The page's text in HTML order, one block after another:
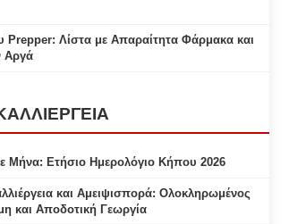
Prepper: Λίστα με Απαραίτητα Φάρμακα και
Αργά
Μήνα: Ετήσιο Ημερολόγιο Κήπου 2026
και Αμειψισπορά: Ολοκληρωμένος
και Αποδοτική Γεωργία